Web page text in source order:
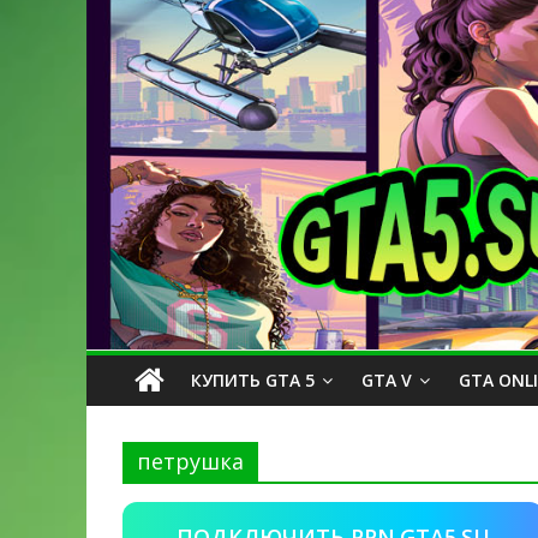
КУПИТЬ GTA 5 GTA V GTA
петрушка